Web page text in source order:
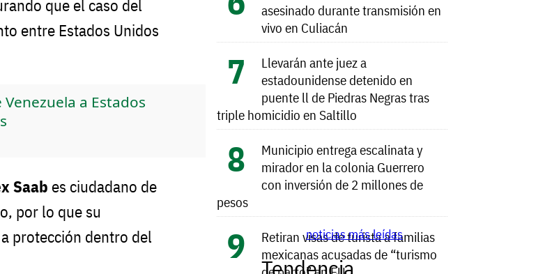
que el caso del
entre Estados Unidos
a Estados
Saab es ciudadano de
por lo que su
protección dentro del
asesinado durante transmisión en
vivo en Culiacán
Llevarán ante juez a
estadounidense detenido en
puente ll de Piedras Negras tras
triple homicidio en Saltillo
Municipio entrega escalinata y
mirador en la colonia Guerrero
con inversión de 2 millones de
pesos
Retiran visas de turista a familias
mexicanas acusadas de “turismo
noticias más leídas